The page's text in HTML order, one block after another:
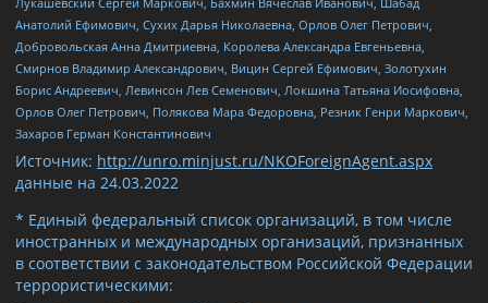
Анатолий Ефимович, Сухих Дарья Николаевна, Орлов Олег Петрович,
Добровольская Анна Дмитриевна, Королева Александра Евгеньевна,
Смирнов Владимир Александрович, Вицин Сергей Ефимович, Золотухин
Борис Андреевич, Левинсон Лев Семенович, Локшина Татьяна Иосифовна,
Орлов Олег Петрович, Полякова Мара Федоровна, Резник Генри Маркович,
Захаров Герман Константинович
Источник: http://unro.minjust.ru/NKOForeignAgent.aspx
данные на 24.03.2022
* Единый федеральный список организаций, в том числе
иностранных и международных организаций, признанных
в соответствии с законодательством Российской Федерации
террористическими: